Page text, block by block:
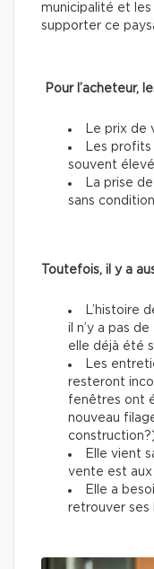
municipalité et les
supporter ce
Pour l’acheteur,
Le prix
Les
souvent
La prise
sans condition
Toutefois, il y a
L’histoire
il n’y a pas
elle déjà été
Les
resteront
fenêtres ont
nouveau
Elle vient
vente est aux
Elle a
retrouver ses